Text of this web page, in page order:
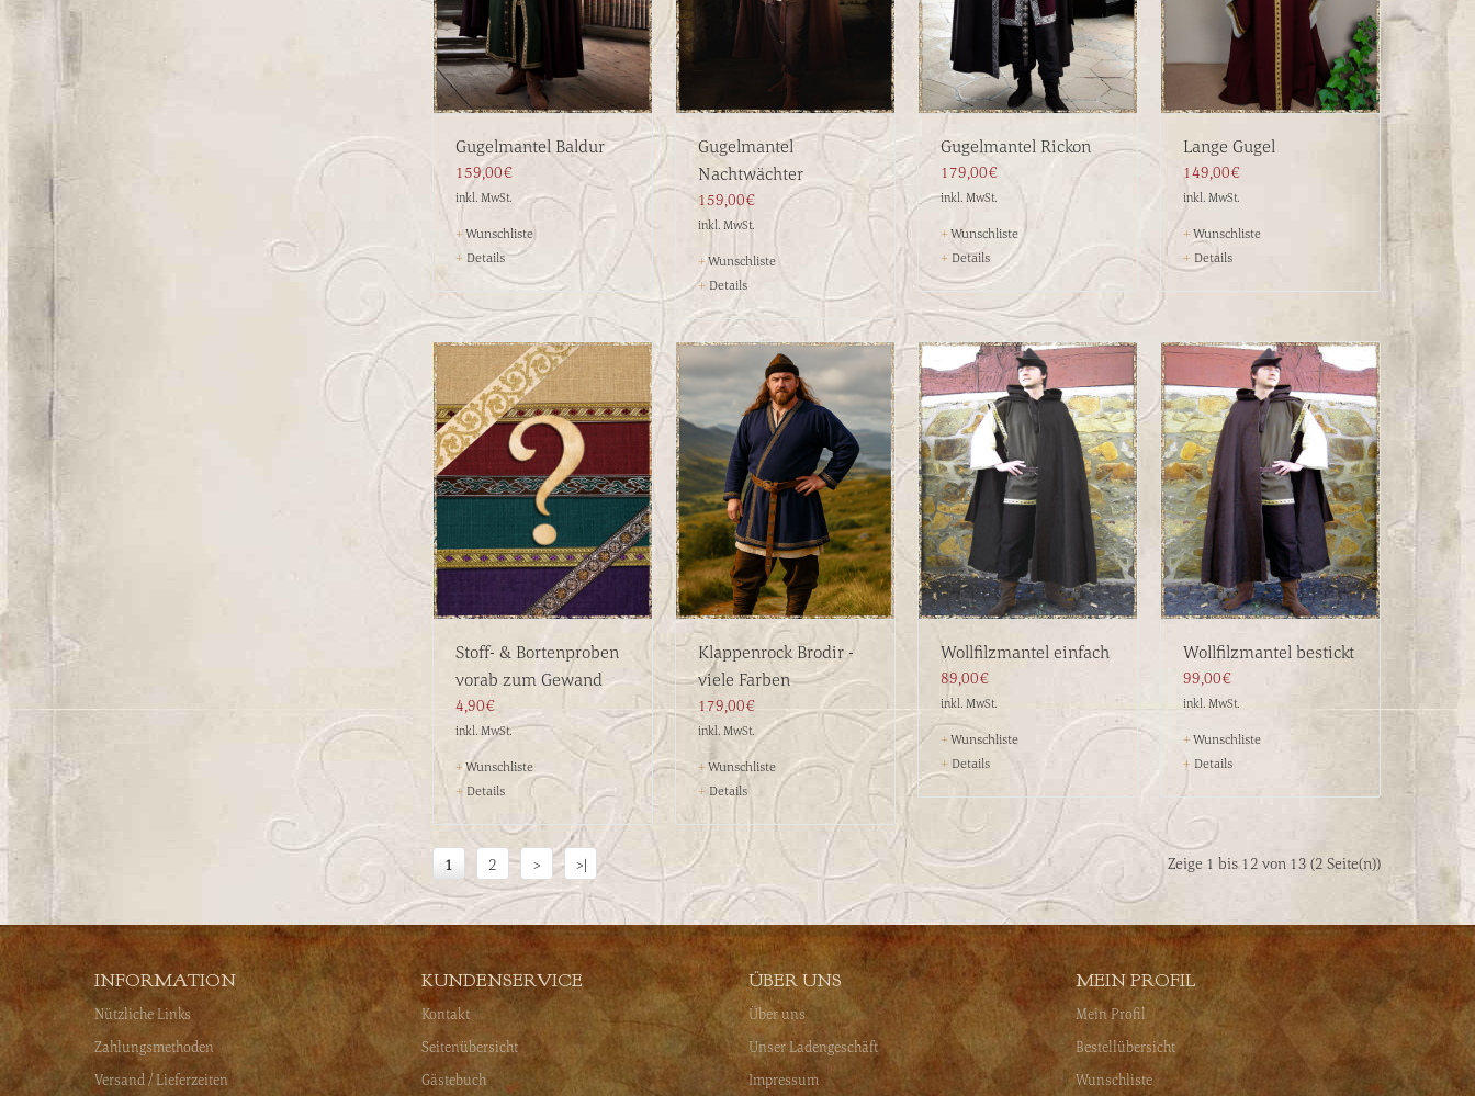
Gugelmantel Baldur
159,00€
inkl. MwSt.
+Wunschliste
+ Details
Gugelmantel
Nachtwächter
159,00€
inkl. MwSt.
+Wunschliste
+ Details
Gugelmantel Rickon
179,00€
inkl. MwSt.
+ Wunschliste
+ Details
Lange Gugel
149,00€
inkl. MwSt.
+ Wunschliste
+ Details
Stoff- & Bortenproben
vorab zum Gewand
4,90€
inkl. MwSt.
+ Wunschliste
+ Details
Klappenrock Brodir -
viele Farben
179,00€
inkl. MwSt.
+Wunschliste
+ Details
Wollfilzmantel einfach
89,00€
inkl. MwSt.
+ Wunschliste
+ Details
Wollfilzmantel bestickt
99,00€
inkl. MwSt.
+ Wunschliste
+ Details
1 2 > >| Zeige 1 bis 12 von 13 (2 Seite(n))
INFORMATION
Nützliche Links
Zahlungsmethoden
Versand / Lieferzeiten
KUNDENSERVICE
Kontakt
Seitenübersicht
Gästebuch
ÜBER UNS
Über uns
Unser Ladengeschäft
Impressum
MEIN PROFIL
Mein Profil
Bestellübersicht
Wunschliste